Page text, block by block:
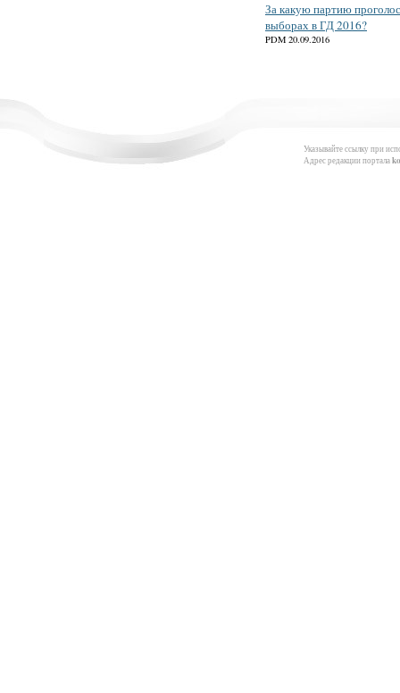
За какую партию
выборах в ГД 2016?
PDM 20.09.2016
Указывайте ссылку при
Адрес редакции портала